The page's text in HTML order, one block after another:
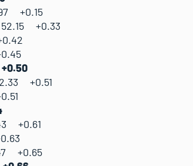
+0.15
+0.33
+0.51
+0.61
+0.65